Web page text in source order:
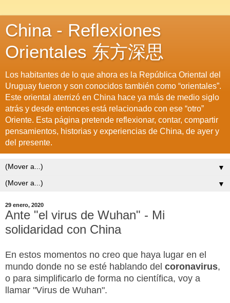
China - Reflexiones
Orientales 东方深思
Los habitantes de lo que ahora es la República Oriental del
Uruguay fueron y son conocidos también como “orientales”.
Este oriental aterrizó en China hace ya más de medio siglo
atrás y desde entonces está relacionado con ese “otro”
Oriente. Esta página pretende reflexionar, contar, compartir
pensamientos, historias y experiencias de China, de ayer y
del presente.
▼
▼
29 enero, 2020
Ante "el virus de Wuhan" - Mi
solidaridad con China
En estos momentos no creo que haya lugar en el
mundo donde no se esté hablando del coronavirus,
o para simplificarlo de forma no científica, voy a
llamar "Virus de Wuhan".